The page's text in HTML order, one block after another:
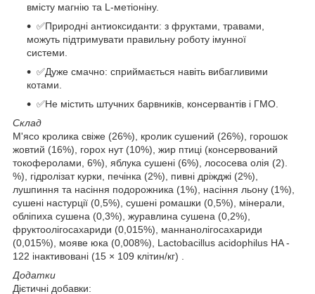
вмісту магнію та L-метіоніну.
✅Природні антиоксиданти: з фруктами, травами,
можуть підтримувати правильну роботу імунної
системи.
✅Дуже смачно: сприймається навіть вибагливими
котами.
✅Не містить штучних барвників, консервантів і ГМО.
Склад
М'ясо кролика свіже (26%), кролик сушений (26%), горошок
жовтий (16%), горох нут (10%), жир птиці (консервований
токоферолами, 6%), яблука сушені (6%), лососева олія (2).
%), гідролізат курки, печінка (2%), пивні дріжджі (2%),
лушпиння та насіння подорожника (1%), насіння льону (1%),
сушені настурції (0,5%), сушені ромашки (0,5%), мінерали,
обліпиха сушена (0,3%), журавлина сушена (0,2%),
фруктоолігосахариди (0,015%), маннанолігосахариди
(0,015%), мояве юка (0,008%), Lactobacillus acidophilus HA -
122 інактивовані (15 × 109 клітин/кг) .
Додатки
Дієтичні добавки: